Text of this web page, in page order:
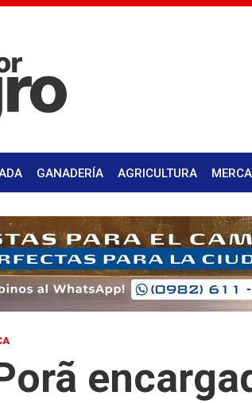
GANADERÍA AGRICULTURA